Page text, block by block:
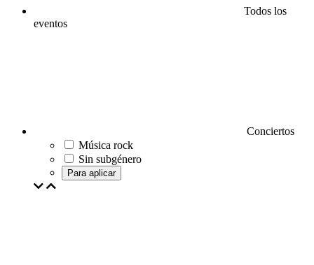
Todos los
eventos
Conciertos
Música rock
Sin subgénero
Para aplicar